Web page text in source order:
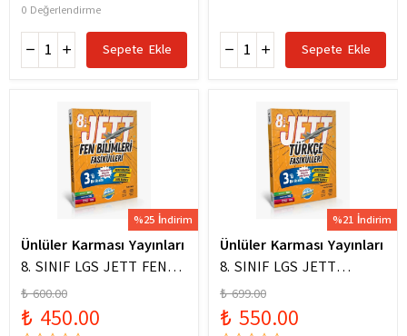
0 Değerlendirme
Sepete Ekle Sepete Ekle
%25 İndirim
Ünlüler Karması Yayınları
8. SINIF LGS JETT FEN
BİLİMLERİ FASİKÜLLERİ
₺ 600.00
₺ 450.00
%21 İndirim
Ünlüler Karması Yayınları
8. SINIF LGS JETT
TÜRKÇE FASİKÜLLERİ
₺ 699.00
₺ 550.00